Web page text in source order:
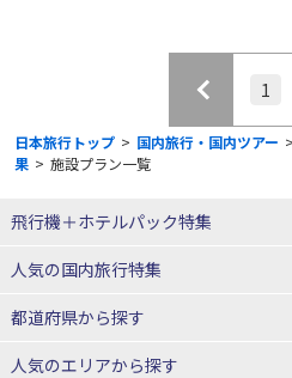
1
日本旅行トップ > 国内旅行・国内ツアー >
果 > 施設プラン一覧
飛行機＋ホテルパック特集
赤い風船ダイナミックパッケージ
人気の国内旅行特集
東京ディズニーリゾート®への旅
都道府県から探す
人気のエリアから探す